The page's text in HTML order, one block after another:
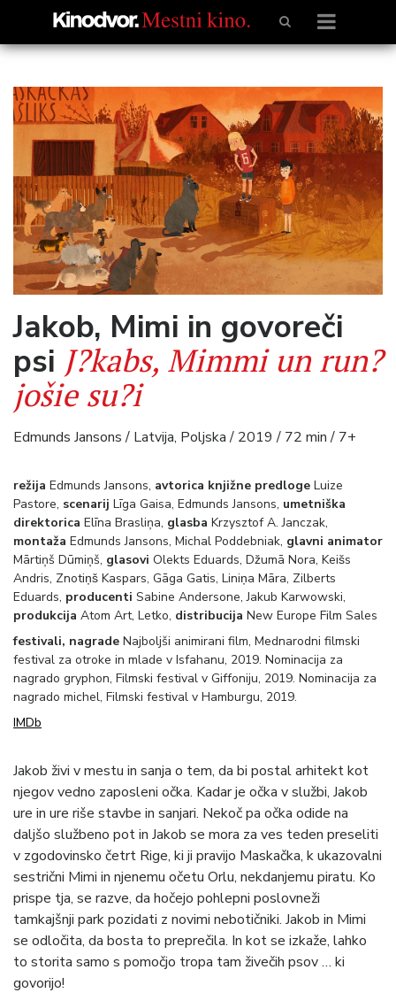
Jakob, Mimi in govoreči
psi J?kabs, Mimmi un run?
jošie su?i
Edmunds Jansons / Latvija, Poljska / 2019 / 72 min / 7+
režija Edmunds Jansons, avtorica knjižne predloge Luize
Pastore, scenarij Līga Gaisa, Edmunds Jansons, umetniška
direktorica Elīna Brasliņa, glasba Krzysztof A. Janczak,
montaža Edmunds Jansons, Michal Poddebniak, glavni animator
Mārtiņš Dūmiņš, glasovi Olekts Eduards, Džumā Nora, Keišs
Andris, Znotiņš Kaspars, Gāga Gatis, Liniņa Māra, Zilberts
Eduards, producenti Sabine Andersone, Jakub Karwowski,
produkcija Atom Art, Letko, distribucija New Europe Film Sales
festivali, nagrade Najboljši animirani film, Mednarodni filmski
festival za otroke in mlade v Isfahanu, 2019. Nominacija za
nagrado gryphon, Filmski festival v Giffoniju, 2019. Nominacija za
nagrado michel, Filmski festival v Hamburgu, 2019.
IMDb
Jakob živi v mestu in sanja o tem, da bi postal arhitekt kot
njegov vedno zaposleni očka. Kadar je očka v službi, Jakob
ure in ure riše stavbe in sanjari. Nekoč pa očka odide na
daljšo službeno pot in Jakob se mora za ves teden preseliti
v zgodovinsko četrt Rige, ki ji pravijo Maskačka, k ukazovalni
sestrični Mimi in njenemu očetu Orlu, nekdanjemu piratu. Ko
prispe tja, se razve, da hočejo pohlepni poslovneži
tamkajšnji park pozidati z novimi nebotičniki. Jakob in Mimi
se odločita, da bosta to preprečila. In kot se izkaže, lahko
to storita samo s pomočjo tropa tam živečih psov … ki
govorijo!